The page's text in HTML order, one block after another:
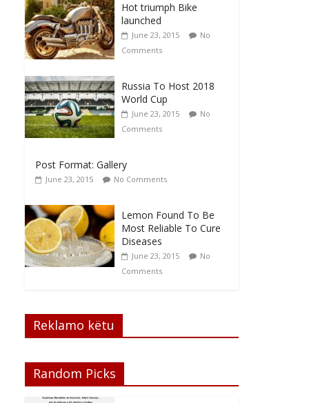
Hot triumph Bike
launched
June 23, 2015
No
Comments
Russia To Host 2018
World Cup
June 23, 2015
No
Comments
Post Format: Gallery
June 23, 2015 No Comments
Lemon Found To Be
Most Reliable To Cure
Diseases
June 23, 2015
No
Comments
Reklamo këtu
Random Picks